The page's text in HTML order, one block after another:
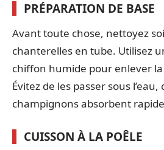
PRÉPARATION DE BASE
Avant toute chose, nettoyez
chanterelles en tube. Utilisez
chiffon humide pour enlever
Évitez de les passer sous l’eau,
champignons absorbent
CUISSON À LA POÊLE